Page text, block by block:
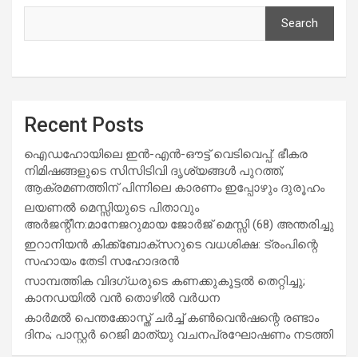
Search
Recent Posts
ഐഡഹോയിലെ ഇൻ-എൻ-ഔട്ട് വെടിവെപ്പ്: ഭീകര
നിമിഷങ്ങളുടെ സിസിടിവി ദൃശ്യങ്ങൾ പുറത്ത്;
ആക്രമണത്തിന് പിന്നിലെ കാരണം ഇപ്പോഴും ദുരൂഹം
ലയണൽ മെസ്സിയുടെ പിതാവും
അർജന്റീന:മാനേജറുമായ ജോർജ് മെസ്സി (68) അന്തരിച്ചു
ഇറാനിയൻ കിക്ക്ബോക്സറുടെ വധശിക്ഷ: ട്രംപിന്റെ
സഹായം തേടി സഹോദരൻ
സാമ്പത്തിക വിദഗ്ധരുടെ കണക്കുകൂട്ടൽ തെറ്റിച്ചു;
കാനഡയിൽ വൻ തൊഴിൽ വർധന
കാർമൽ പെന്തക്കോസ്ത് ചർച്ച് കൺവെൻഷന്റെ രണ്ടാം
ദിനം; പാസ്റ്റർ റെജി മാത്യു വചനപ്രഘോഷണം നടത്തി